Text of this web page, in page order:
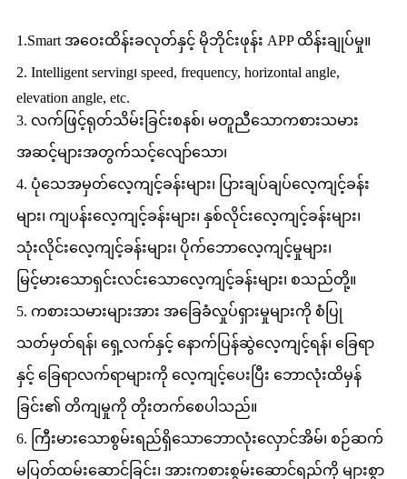
1.Smart အဝေးထိန်းခလုတ်နှင့် မိုဘိုင်းဖုန်း APP ထိန်းချုပ်မှု။
2. Intelligent serving၊ speed, frequency, horizontal angle,
elevation angle, etc.
3. လက်ဖြင့်ရုတ်သိမ်းခြင်းစနစ်၊ မတူညီသောကစားသမား
အဆင့်များအတွက်သင့်လျော်သော၊
4. ပုံသေအမှတ်လေ့ကျင့်ခန်းများ၊ ပြားချပ်ချပ်လေ့ကျင့်ခန်း
များ၊ ကျပန်းလေ့ကျင့်ခန်းများ၊ နှစ်လိုင်းလေ့ကျင့်ခန်းများ၊
သုံးလိုင်းလေ့ကျင့်ခန်းများ၊ ပိုက်ဘောလေ့ကျင့်မှုများ၊
မြင့်မားသောရှင်းလင်းသောလေ့ကျင့်ခန်းများ၊ စသည်တို့။
5. ကစားသမားများအား အခြေခံလှုပ်ရှားမှုများကို စံပြု
သတ်မှတ်ရန်၊ ရှေ့လက်နှင့် နောက်ပြန်ဆွဲလေ့ကျင့်ရန်၊ ခြေရာ
နှင့် ခြေရာလက်ရာများကို လေ့ကျင့်ပေးပြီး ဘောလုံးထိမှန်
ခြင်း၏ တိကျမှုကို တိုးတက်စေပါသည်။
6. ကြီးမားသောစွမ်းရည်ရှိသောဘောလုံးလှောင်အိမ်၊ စဉ်ဆက်
မပြတ်ထမ်းဆောင်ခြင်း၊ အားကစားစွမ်းဆောင်ရည်ကို များစွာ